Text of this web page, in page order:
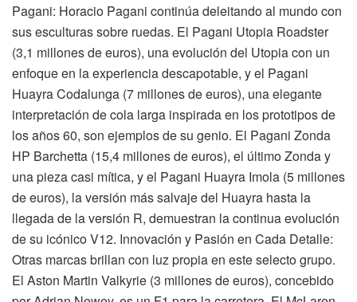
Pagani: Horacio Pagani continúa deleitando al mundo con
sus esculturas sobre ruedas. El Pagani Utopia Roadster
(3,1 millones de euros), una evolución del Utopia con un
enfoque en la experiencia descapotable, y el Pagani
Huayra Codalunga (7 millones de euros), una elegante
interpretación de cola larga inspirada en los prototipos de
los años 60, son ejemplos de su genio. El Pagani Zonda
HP Barchetta (15,4 millones de euros), el último Zonda y
una pieza casi mítica, y el Pagani Huayra Imola (5 millones
de euros), la versión más salvaje del Huayra hasta la
llegada de la versión R, demuestran la continua evolución
de su icónico V12. Innovación y Pasión en Cada Detalle:
Otras marcas brillan con luz propia en este selecto grupo.
El Aston Martin Valkyrie (3 millones de euros), concebido